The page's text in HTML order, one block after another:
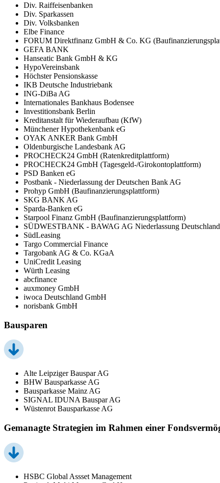
Div. Raiffeisenbanken
Div. Sparkassen
Div. Volksbanken
Elbe Finance
FORUM Direktfinanz GmbH & Co. KG
GEFA BANK
Hanseatic Bank GmbH & KG
HypoVereinsbank
Höchster Pensionskasse
IKB Deutsche Industriebank
ING-DiBa AG
Internationales Bankhaus Bodensee
Investitionsbank Berlin
Kreditanstalt für Wiederaufbau (KfW)
Münchener Hypothekenbank eG
OYAK ANKER Bank GmbH
Oldenburgische Landesbank AG
PROCHECK24 GmbH (Ratenkreditplattform)
PROCHECK24 GmbH (Tagesgeld-/Girokontoplattform)
PSD Banken eG
Postbank - Niederlassung der Deutschen Bank AG
Prohyp GmbH (Baufinanzierungsplattform)
SKG BANK AG
Sparda-Banken eG
Starpool Finanz GmbH (Baufinanzierungsplattform)
SÜDWESTBANK - BAWAG AG Niederlassung Deutschland
SüdLeasing
Targo Commercial Finance
Targobank AG & Co. KGaA
UniCredit Leasing
Würth Leasing
abcfinance
auxmoney GmbH
iwoca Deutschland GmbH
norisbank GmbH
Bausparen
Alte Leipziger Bauspar AG
BHW Bausparkasse AG
Bausparkasse Mainz AG
SIGNAL IDUNA Bauspar AG
Wüstenrot Bausparkasse AG
Gemanagte Strategien im Rahmen einer
HSBC Global Assset Management